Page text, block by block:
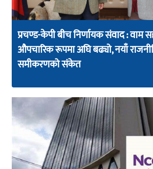
प्रचण्ड-केपी बीच निर्णायक संवाद : वाम
औपचारिक रूपमा अघि बढ्यो, नयाँ
समीकरणको संकेत